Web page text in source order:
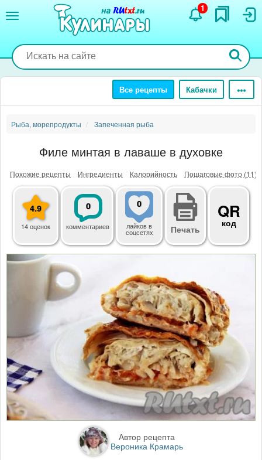
содержанию
1
Все рецепты Кабачки
Рыба, морепродукты Запеченная рыба
Филе минтая в лаваше в духовке
Похожие рецепты Ингредиенты Калорийность Пошаговые фото (11)
4.9
14 оценок
0
комментариев
0
лайковв
соцсетях Печать
QR
код
Автор рецепта
Вероника Крамарь